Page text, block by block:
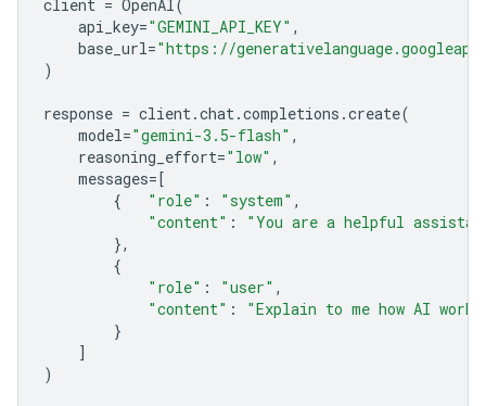
client = OpenAI(
api_key="GEMINI_API_KEY" ,
base_url="https://
)
response = client.chat.completions .create(
model="gemini-3.5-flash" ,
reasoning_effort="low" ,
messages=[
{
"role" : "system" ,
"content" :
"You are a helpful
},
{
"role" : "user" ,
"content" :
"Explain to me how AI
}
]
)